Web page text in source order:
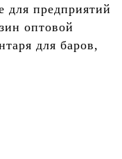
для предприятий
оптовой
для баров,